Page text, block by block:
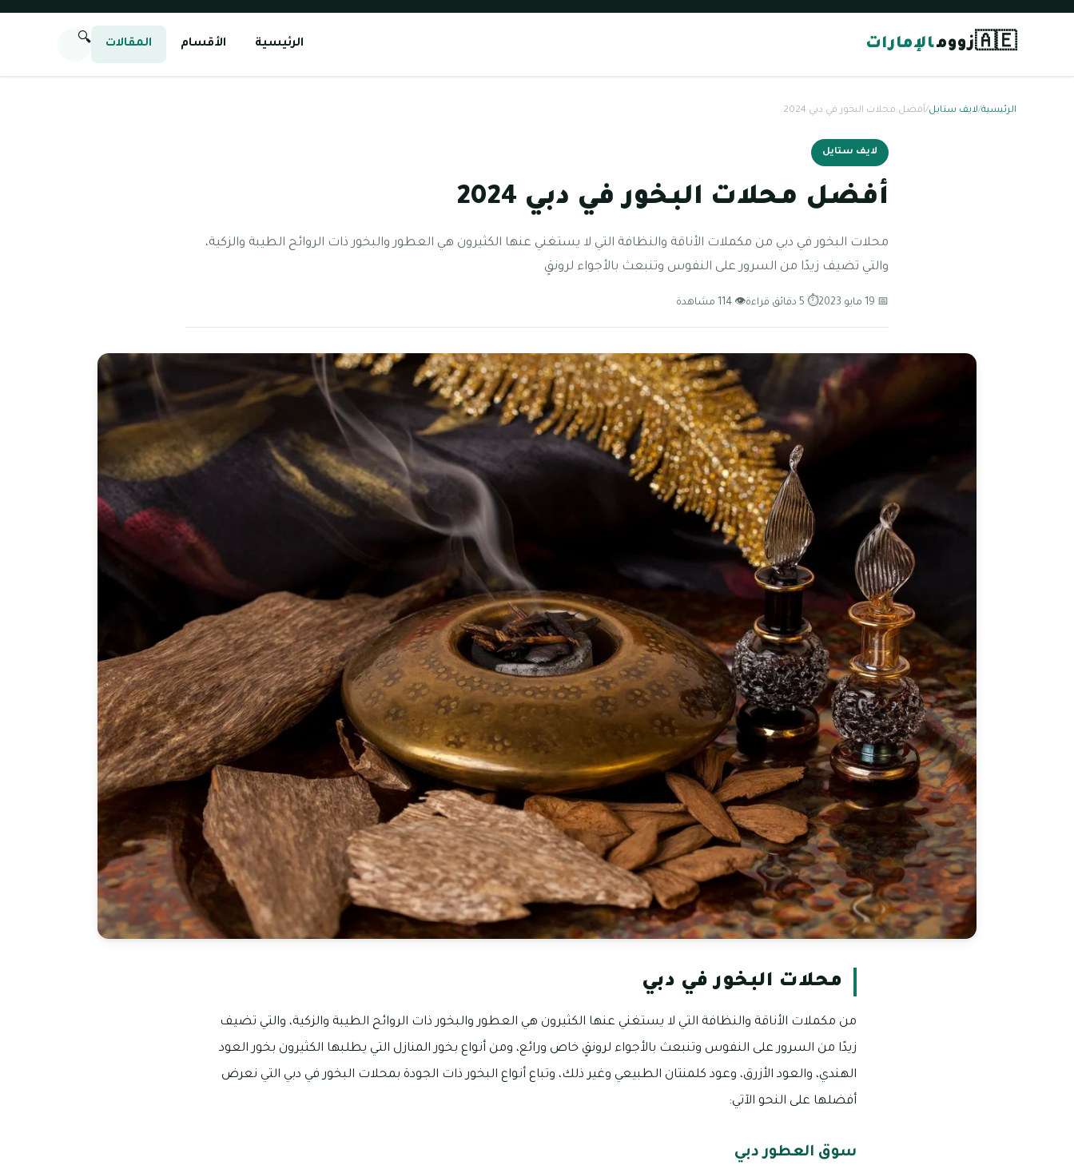
🇦🇪زوومالإمارات الرئيسية الأقسام المقالات 🔍
الرئيسية/لايف ستايل/أفضل محلات البخور في دبي 2024
لايف ستايل
أفضل محلات البخور في دبي 2024
محلات البخور في دبي من مكملات الأناقة والنظافة التي لا يستغني عنها الكثيرون هي العطور والبخور ذات الروائح الطيبة والزكية،
والتي تضيف زيدًا من السرور على النفوس وتنبعث بالأجواء لرونقٍ
📅 19 مايو 2023 ⏱ 5 دقائق قراءة 👁 114 مشاهدة
محلات البخور في دبي
من مكملات الأناقة والنظافة التي لا يستغني عنها الكثيرون هي العطور والبخور ذات الروائح الطيبة والزكية، والتي تضيف
زيدًا من السرور على النفوس وتنبعث بالأجواء لرونقٍ خاص ورائع، ومن أنواع بخور المنازل التي يطلبها الكثيرون بخور العود
الهندي، والعود الأزرق، وعود كلمنتان الطبيعي وغير ذلك، وتباع أنواع البخور ذات الجودة بمحلات البخور في دبي التي نعرض
أفضلها على النحو الآتي:
سوق العطور دبي